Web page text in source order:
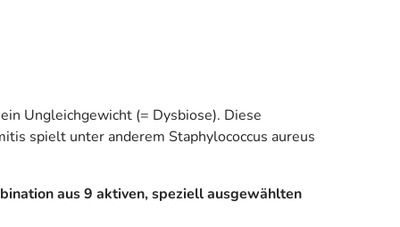
Ungleichgewicht (= Dysbiose). Diese
spielt unter anderem Staphylococcus aureus
aus 9 aktiven, speziell ausgewählten